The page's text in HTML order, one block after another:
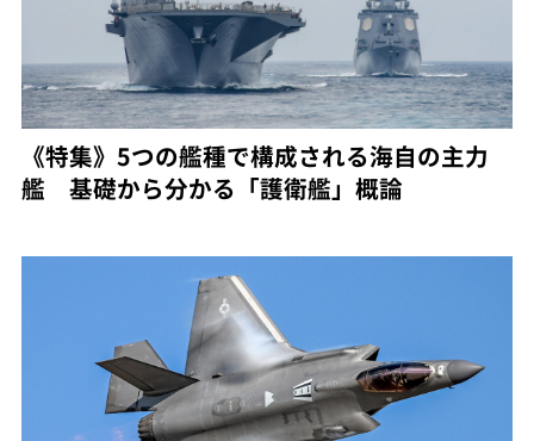
《特集》5つの艦種で構成される海自の主力
艦 基礎から分かる「護衛艦」概論